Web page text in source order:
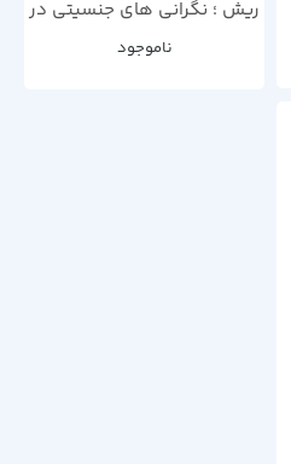
ریش ؛ نگرانی های جنسیتی در
مدرنیته ایرانی اثر افسانه نجم
آبادی
ناموجود